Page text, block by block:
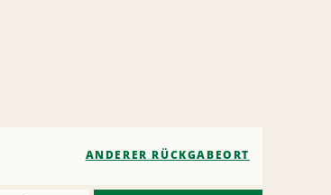
ANDERER RÜCKGABEORT